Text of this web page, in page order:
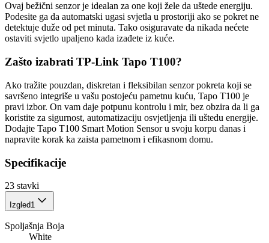
Ovaj bežični senzor je idealan za one koji žele da uštede energiju.
Podesite ga da automatski ugasi svjetla u prostoriji ako se pokret ne
detektuje duže od pet minuta. Tako osiguravate da nikada nećete
ostaviti svjetlo upaljeno kada izađete iz kuće.
Zašto izabrati TP-Link Tapo T100?
Ako tražite pouzdan, diskretan i fleksibilan senzor pokreta koji se
savršeno integriše u vašu postojeću pametnu kuću, Tapo T100 je
pravi izbor. On vam daje potpunu kontrolu i mir, bez obzira da li ga
koristite za sigurnost, automatizaciju osvjetljenja ili uštedu energije.
Dodajte Tapo T100 Smart Motion Sensor u svoju korpu danas i
napravite korak ka zaista pametnom i efikasnom domu.
Specifikacije
23 stavki
Izgled1
Spoljašnja Boja
White